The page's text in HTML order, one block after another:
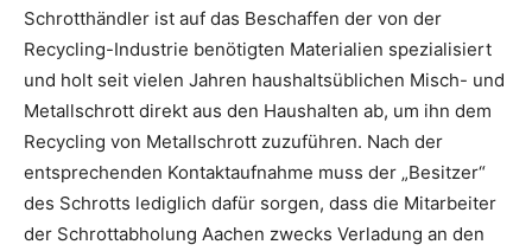
Schrotthändler ist auf das Beschaffen der von der
Recycling-Industrie benötigten Materialien spezialisiert
und holt seit vielen Jahren haushaltsüblichen Misch- und
Metallschrott direkt aus den Haushalten ab, um ihn dem
Recycling von Metallschrott zuzuführen. Nach der
entsprechenden Kontaktaufnahme muss der „Besitzer“
des Schrotts lediglich dafür sorgen, dass die Mitarbeiter
der Schrottabholung Aachen zwecks Verladung an den